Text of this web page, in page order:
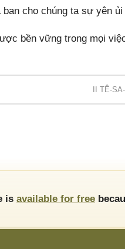
cho chúng ta sự yên
bền vững trong mọi
II TÊ-
is available for free